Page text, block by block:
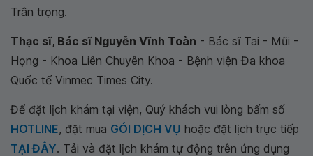
Trân trọng.
Thạc sĩ, Bác sĩ Nguyễn Vĩnh Toàn - Bác sĩ Tai - Mũi -
Họng - Khoa Liên Chuyên Khoa - Bệnh viện Đa khoa
Quốc tế Vinmec Times City.
Để đặt lịch khám tại viện, Quý khách vui lòng bấm số
HOTLINE, đặt mua GÓI DỊCH VỤ hoặc đặt lịch trực tiếp
TẠI ĐÂY. Tải và đặt lịch khám tự động trên ứng dụng